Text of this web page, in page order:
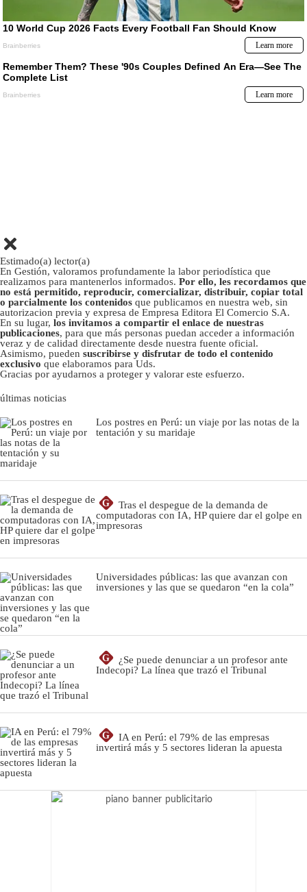
Estimado(a) lector(a)
En Gestión, valoramos profundamente la labor periodística que
realizamos para mantenerlos informados. Por ello, les recordamos que
no está permitido, reproducir, comercializar, distribuir, copiar total
o parcialmente los contenidos que publicamos en nuestra web, sin
autorizacion previa y expresa de Empresa Editora El Comercio S.A.
En su lugar, los invitamos a compartir el enlace de nuestras
publicaciones, para que más personas puedan acceder a información
veraz y de calidad directamente desde nuestra fuente oficial.
Asimismo, pueden suscribirse y disfrutar de todo el contenido
exclusivo que elaboramos para Uds.
Gracias por ayudarnos a proteger y valorar este esfuerzo.
últimas noticias
Los postres en Perú: un viaje por las notas de la
tentación y su maridaje
G
Tras el despegue de la demanda de
computadoras con IA, HP quiere dar el golpe en
impresoras
Universidades públicas: las que avanzan con
inversiones y las que se quedaron “en la cola”
G
¿Se puede denunciar a un profesor ante
Indecopi? La línea que trazó el Tribunal
G
IA en Perú: el 79% de las empresas
invertirá más y 5 sectores lideran la apuesta